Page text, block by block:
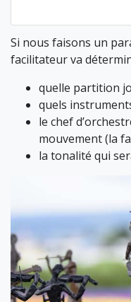
Si nous faisons un
facilitateur va
quelle partition
quels
le chef
mouvement (la
la tonalité qui